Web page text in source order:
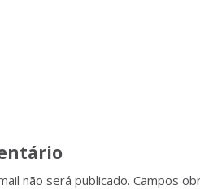
não será publicado. Campos